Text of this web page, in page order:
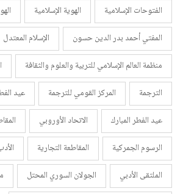
الفتوحات الإسلامية
الهوية الإسلامية
المفتي أحمد بدر الدين حسون
الإسلام المعتدل
منظمة العالم الإسلامي للتربية والعلوم والثقافة
الترجمة
المركز القومي للترجمة
عيد
عيد الفطر المبارك
الاتحاد الأوروبي
الرسوم الجمركية
المقاطعة التجارية
الملتقى الأدبي
الجولان السوري المحتل